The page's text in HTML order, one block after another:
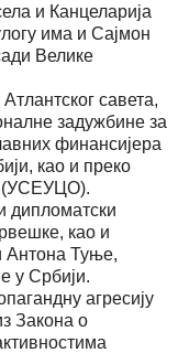
и Канцеларија
има и Сајмон
Велике
савета,
задужбине за
финансијера
као и преко
(УСЕУЦО).
дипломатски
као и
Антона Туње,
у Србији.
агресију
Закона о